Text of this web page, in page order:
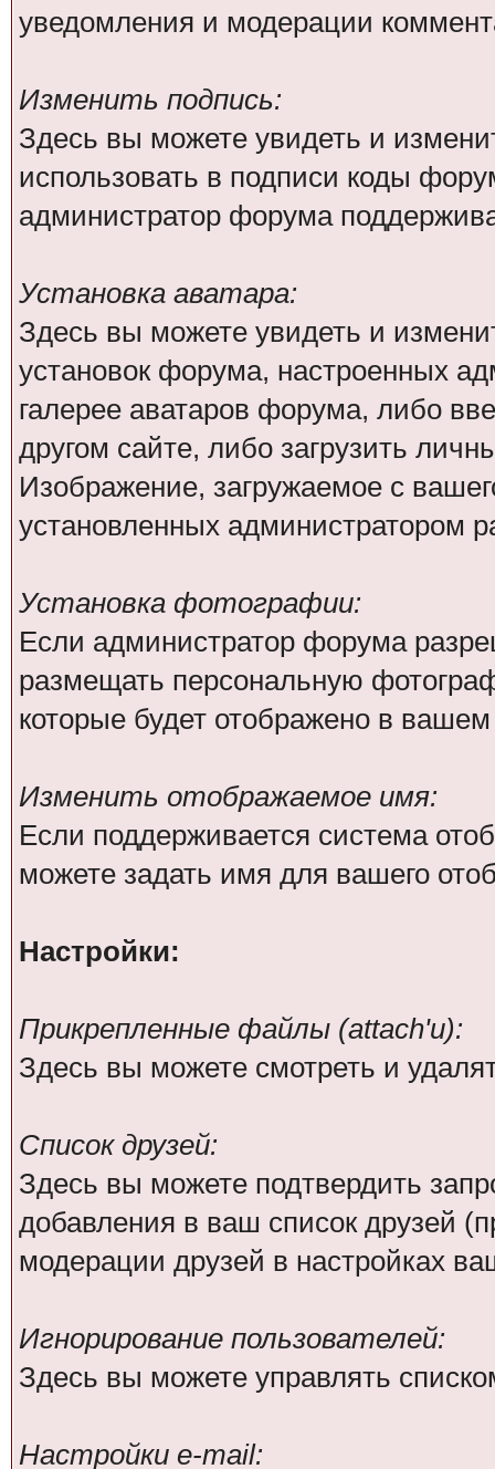
уведомления и модерации
Изменить подпись:
Здесь вы можете увидеть и
использовать в подписи коды
администратор форума
Установка аватара:
Здесь вы можете увидеть и
установок форума, настроенных
галерее аватаров форума, либо
другом сайте, либо загрузить
Изображение, загружаемое с
установленных администратором
Установка фотографии:
Если администратор форума
размещать персональную
которые будет отображено в
Изменить отображаемое имя:
Если поддерживается система
можете задать имя для вашего
Настройки:
Прикрепленные файлы (attach'и):
Здесь вы можете смотреть и
Список друзей:
Здесь вы можете подтвердить
добавления в ваш список друзей
модерации друзей в настройках
Игнорирование пользователей:
Здесь вы можете управлять
Настройки e-mail: